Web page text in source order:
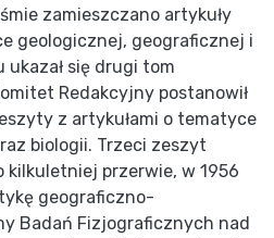
zamieszczano artykuły
geologicznej, geograficznej i
ukazał się drugi tom
Redakcyjny postanowił
z artykułami o tematyce
biologii. Trzeci zeszyt
kilkuletniej przerwie, w 1956
geograficzno-
Badań Fizjograficznych nad